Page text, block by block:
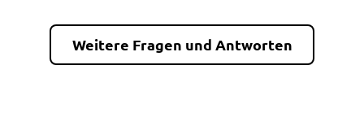
Weitere Fragen und Antworten